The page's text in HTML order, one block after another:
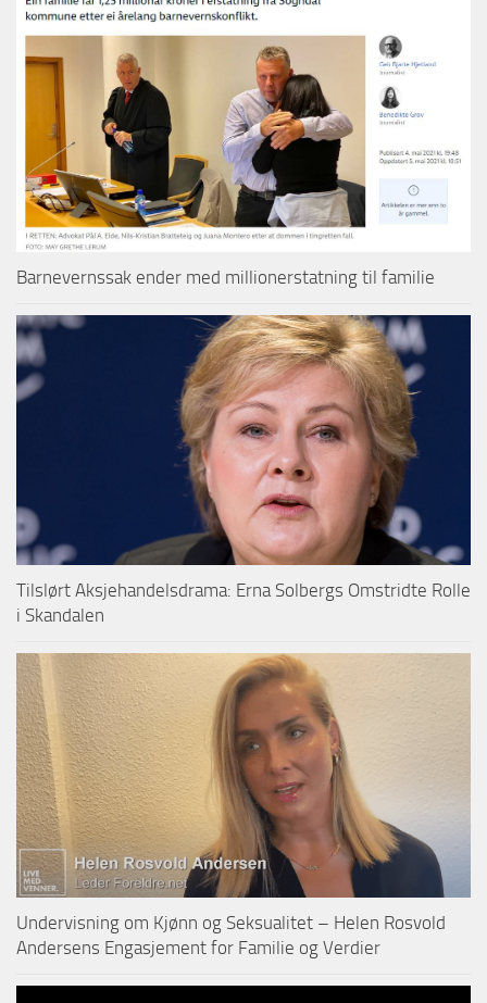
Barnevernssak ender med millionerstatning til familie
Tilslørt Aksjehandelsdrama: Erna Solbergs Omstridte Rolle
i Skandalen
Undervisning om Kjønn og Seksualitet – Helen Rosvold
Andersens Engasjement for Familie og Verdier